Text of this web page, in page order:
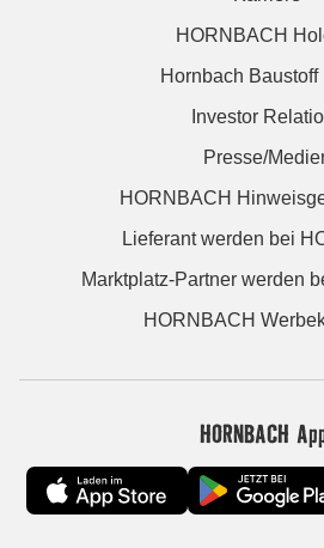
HORNBACH
Hornbach Baustoff
Investor
Presse/
HORNBACH
Lieferant werden bei
Marktplatz-Partner werden
HORNBACH
HORNBACH